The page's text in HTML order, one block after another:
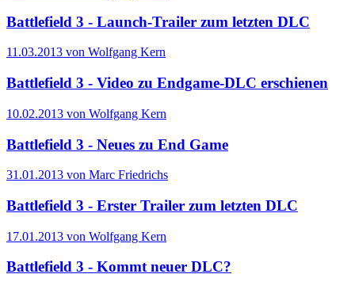
Battlefield 3 - Launch-Trailer zum letzten DLC
11.03.2013 von Wolfgang Kern
Battlefield 3 - Video zu Endgame-DLC erschienen
10.02.2013 von Wolfgang Kern
Battlefield 3 - Neues zu End Game
31.01.2013 von Marc Friedrichs
Battlefield 3 - Erster Trailer zum letzten DLC
17.01.2013 von Wolfgang Kern
Battlefield 3 - Kommt neuer DLC?